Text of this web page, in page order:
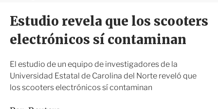
a
i
r
Estudio revela que los scooters
electrónicos sí contaminan
El estudio de un equipo de investigadores de la
Universidad Estatal de Carolina del Norte reveló que
los scooters electrónicos sí contaminan